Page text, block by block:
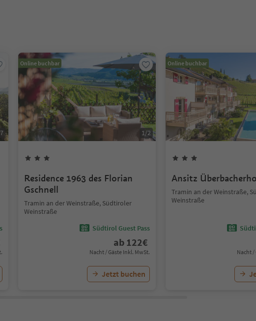
Online buchbar
1/2
Residence 1963 des Florian
Gschnell
Tramin an der Weinstraße, Südtiroler
Weinstraße
Südtirol Guest Pass
ab 122€
Nacht / Gäste Inkl. MwSt.
Jetzt buchen
Online buchbar
Ansitz
Tramin an der Weinstraße,
Weinstraße
Nacht /